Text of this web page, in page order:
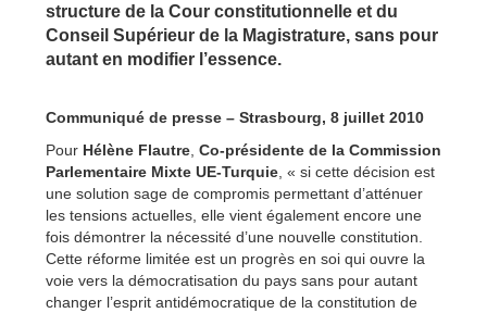
structure de la Cour constitutionnelle et du
Conseil Supérieur de la Magistrature, sans pour
autant en modifier l’essence.
Communiqué de presse – Strasbourg, 8 juillet 2010
Pour Hélène Flautre Co-présidente de la Commission
Parlementaire Mixte UE-Turquie , « si cette décision est
une solution sage de compromis permettant d’atténuer
les tensions actuelles, elle vient également encore une
fois démontrer la nécessité d’une nouvelle constitution.
Cette réforme limitée est un progrès en soi qui ouvre la
voie vers la démocratisation du pays sans pour autant
changer l’esprit antidémocratique de la constitution de